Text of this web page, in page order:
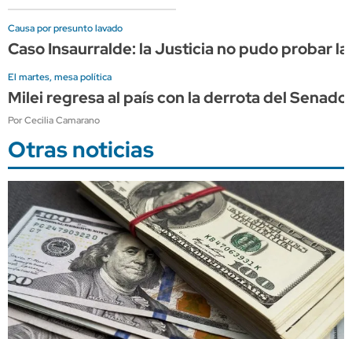
Causa por presunto lavado
Caso Insaurralde: la Justicia no pudo probar
El martes, mesa política
Milei regresa al país con la derrota del
Por Cecilia Camarano
Otras noticias